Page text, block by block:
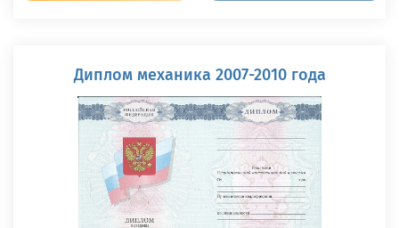
Диплом механика 2007-2010 года